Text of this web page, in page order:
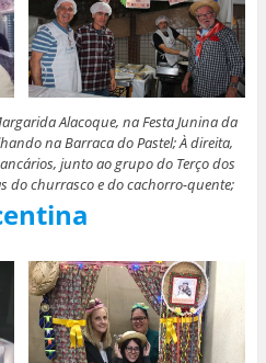
Alacoque, na Festa Junina da
na Barraca do Pastel; À direita,
junto ao grupo do Terço dos
do churrasco e do cachorro-quente;